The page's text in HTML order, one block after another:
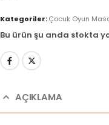
Kategoriler:Çocuk Oyun
Bu ürün şu anda stokta
AÇIKLAMA